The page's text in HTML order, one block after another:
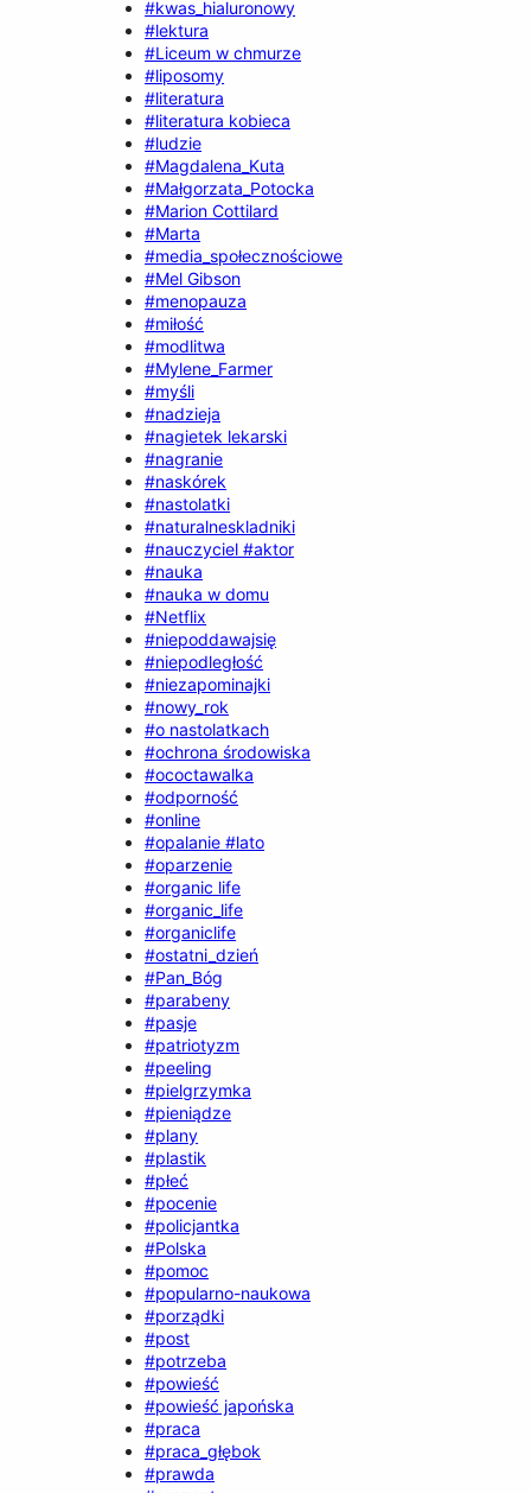
#kwas_hialuronowy
#lektura
#Liceum w chmurze
#liposomy
#literatura
#literatura kobieca
#ludzie
#Magdalena_Kuta
#Małgorzata_Potocka
#Marion Cottilard
#Marta
#media_społecznościowe
#Mel Gibson
#menopauza
#miłość
#modlitwa
#Mylene_Farmer
#myśli
#nadzieja
#nagietek lekarski
#nagranie
#naskórek
#nastolatki
#naturalneskladniki
#nauczyciel #aktor
#nauka
#nauka w domu
#Netflix
#niepoddawajsię
#niepodległość
#niezapominajki
#nowy_rok
#o nastolatkach
#ochrona środowiska
#ococtawalka
#odporność
#online
#opalanie #lato
#oparzenie
#organic life
#organic_life
#organiclife
#ostatni_dzień
#Pan_Bóg
#parabeny
#pasje
#patriotyzm
#peeling
#pielgrzymka
#pieniądze
#plany
#plastik
#płeć
#pocenie
#policjantka
#Polska
#pomoc
#popularno-naukowa
#porządki
#post
#potrzeba
#powieść
#powieść japońska
#praca
#praca_głębok
#prawda